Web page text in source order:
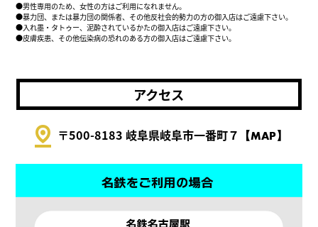
●男性専用のため、女性の方はご利用になれません。
●暴力団、または暴力団の関係者、その他反社会的勢力の方の御入店はご遠慮下さい。
●入れ墨・タトゥー、泥酔されているかたの御入店はご遠慮下さい。
●皮膚疾患、その他伝染病の恐れのある方の御入店はご遠慮下さい。
アクセス
pin_drop 〒500-8183 岐阜県岐阜市一番町７ 【MAP】